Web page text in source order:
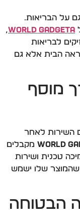
על הבריאות.
World Gadgeta
,
לבריאות
הבית אלא גם
מוסף
השירות לאחר
World מקבלים
טכנית ושירות
שהמוצר שלו ישמש
הבטוחה